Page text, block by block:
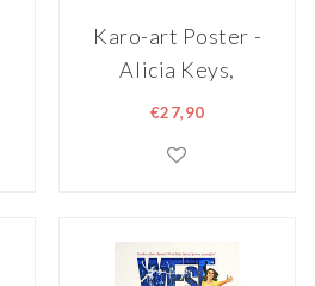
Karo-art Poster -
Alicia Keys,
gekleurde lijnen
Print,
Fotopapier
€27,90